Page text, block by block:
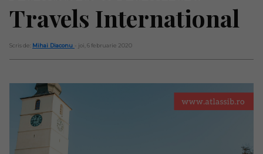
Travels International
Scris de: Mihai Diaconu - joi, 6 februarie 2020